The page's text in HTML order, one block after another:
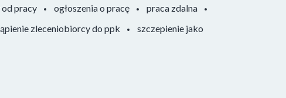
pracy ogłoszenia o pracę
praca zdalna
zleceniobiorcy do ppk
szczepienie jako